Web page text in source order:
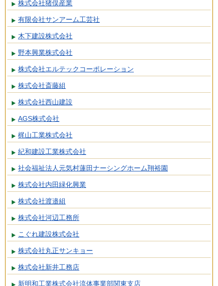
株式会社猪俣産業
有限会社サンアーム工芸社
木下建設株式会社
野本興業株式会社
株式会社エルテックコーポレーション
株式会社斎藤組
株式会社西山建設
AGS株式会社
梶山工業株式会社
紀和建設工業株式会社
社会福祉法人元気村蓮田ナーシングホーム翔裕園
株式会社内田緑化興業
株式会社渡邉組
株式会社河辺工務所
こぐれ建設株式会社
株式会社丸正サンキョー
株式会社新井工務店
新明和工業株式会社流体事業部関東支店